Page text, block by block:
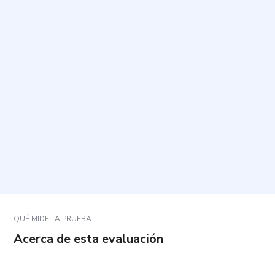
QUÉ MIDE LA PRUEBA
Acerca de esta evaluación